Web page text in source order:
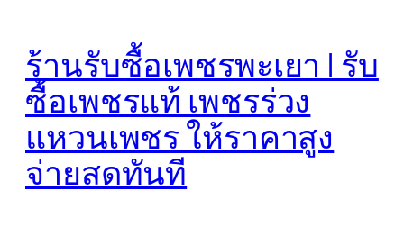
content
ร้านรับซื้อเพชรพะเยา | รับ
ซื้อเพชรแท้ เพชรร่วง
แหวนเพชร ให้ราคาสูง
จ่ายสดทันที